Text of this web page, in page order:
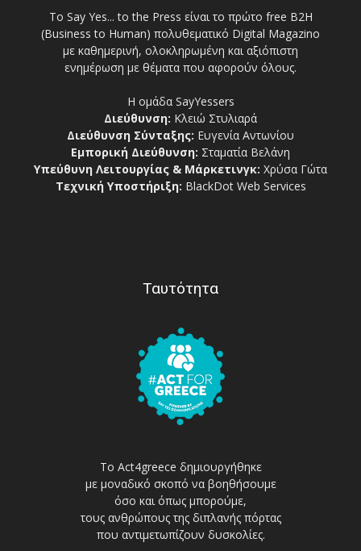
Το Say Yes... to the Press είναι το πρώτο free Β2Η
(Business to Human) πολυθεματικό Digital Magazino
με καθημερινή, ολοκληρωμένη και αξιόπιστη
ενημέρωση με θέματα που αφορούν όλους.
Η ομάδα SayYessers
Διεύθυνση: Κλειώ Στυλιαρά
Διεύθυνση Σύνταξης: Ευγενία Αντωνίου
Εμπορική Διεύθυνση: Σταματία Βελάνη
Υπεύθυνη Λειτουργίας & Μάρκετινγκ: Χρύσα Γώτα
Τεχνική Υποστήριξη: BlackDot Web Services
Ταυτότητα
Το Act4greece δημιουργήθηκε
με μοναδικό σκοπό να βοηθήσουμε
όσο και όπως μπορούμε,
τους ανθρώπους της διπλανής πόρτας
που αντιμετωπίζουν δυσκολίες.